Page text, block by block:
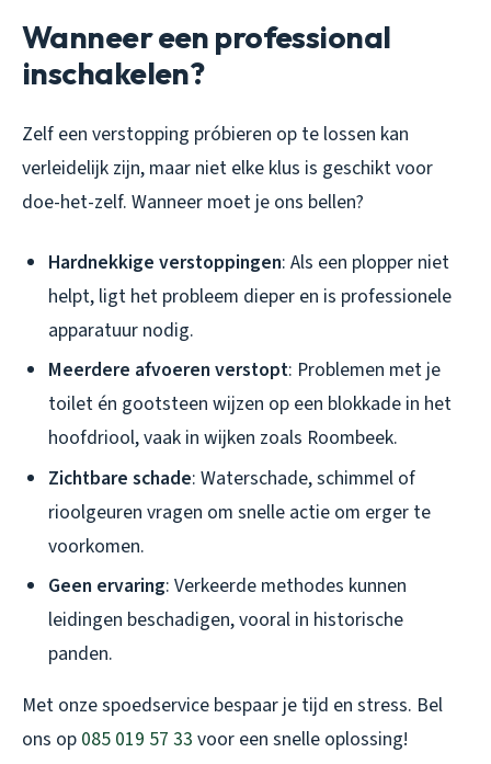
Wanneer een professional
inschakelen?
Zelf een verstopping próbieren op te lossen kan
verleidelijk zijn, maar niet elke klus is geschikt voor
doe-het-zelf. Wanneer moet je ons bellen?
Hardnekkige verstoppingen: Als een plopper niet
helpt, ligt het probleem dieper en is professionele
apparatuur nodig.
Meerdere afvoeren verstopt: Problemen met je
toilet én gootsteen wijzen op een blokkade in het
hoofdriool, vaak in wijken zoals Roombeek.
Zichtbare schade: Waterschade, schimmel of
rioolgeuren vragen om snelle actie om erger te
voorkomen.
Geen ervaring: Verkeerde methodes kunnen
leidingen beschadigen, vooral in historische
panden.
Met onze spoedservice bespaar je tijd en stress. Bel
ons op 085 019 57 33 voor een snelle oplossing!